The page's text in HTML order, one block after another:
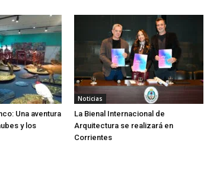
Una aventura
y los
Noticias
La Bienal Internacional de
Arquitectura se realizará en
Corrientes